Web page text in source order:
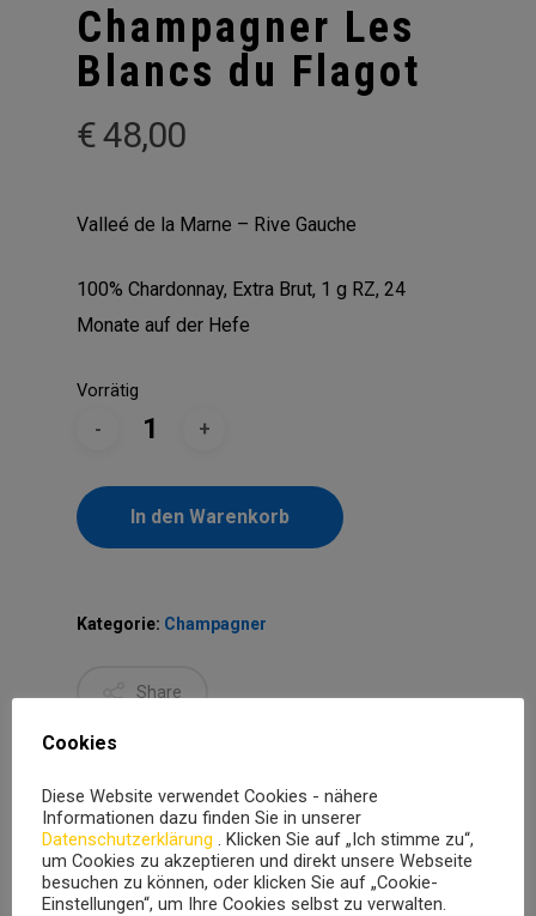
Champagner Les
Blancs du Flagot
€48,00
Valleé de la Marne – Rive Gauche
100% Chardonnay, Extra Brut, 1 g RZ, 24
Monate auf der Hefe
Vorrätig
In den Warenkorb
Kategorie: Champagner
Share
Beschreibung
Cookies
Diese Website verwendet Cookies - nähere
Informationen dazu finden Sie in unserer
Datenschutzerklärung
. Klicken Sie auf „Ich stimme zu“,
um Cookies zu akzeptieren und direkt unsere Webseite
besuchen zu können, oder klicken Sie auf „Cookie-
Einstellungen“, um Ihre Cookies selbst zu verwalten.